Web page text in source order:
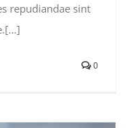
repudiandae sint
0